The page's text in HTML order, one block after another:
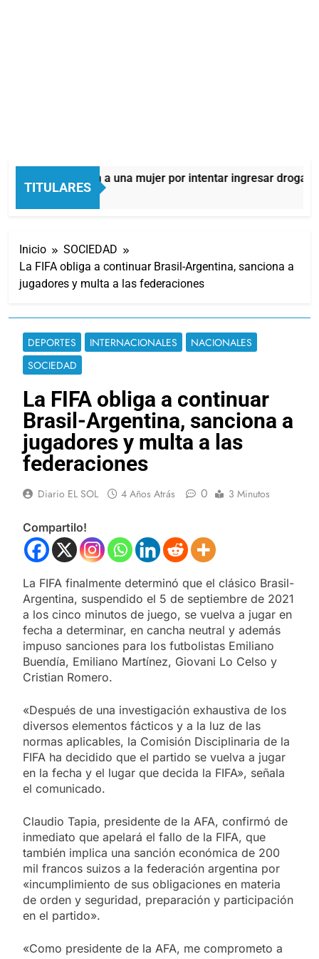
TITULARES
detuvieron a una mujer por intentar ingresar droga a
Atrás
Inicio
SOCIEDAD
La FIFA obliga a continuar Brasil-Argentina, sanciona a
jugadores y multa a las federaciones
DEPORTES INTERNACIONALES
NACIONALES
SOCIEDAD
La FIFA obliga a continuar
Brasil-Argentina, sanciona a
jugadores y multa a las
federaciones
Diario EL SOL 4 Años Atrás 0 3 Minutos
Compartilo!
La FIFA finalmente determinó que el clásico Brasil-
Argentina, suspendido el 5 de septiembre de 2021
a los cinco minutos de juego, se vuelva a jugar en
fecha a determinar, en cancha neutral y además
impuso sanciones para los futbolistas Emiliano
Buendía, Emiliano Martínez, Giovani Lo Celso y
Cristian Romero.
«Después de una investigación exhaustiva de los
diversos elementos fácticos y a la luz de las
normas aplicables, la Comisión Disciplinaria de la
FIFA ha decidido que el partido se vuelva a jugar
en la fecha y el lugar que decida la FIFA», señala
el comunicado.
Claudio Tapia, presidente de la AFA, confirmó de
inmediato que apelará el fallo de la FIFA, que
también implica una sanción económica de 200
mil francos suizos a la federación argentina por
«incumplimiento de sus obligaciones en materia
de orden y seguridad, preparación y participación
en el partido».
«Como presidente de la AFA, me comprometo a